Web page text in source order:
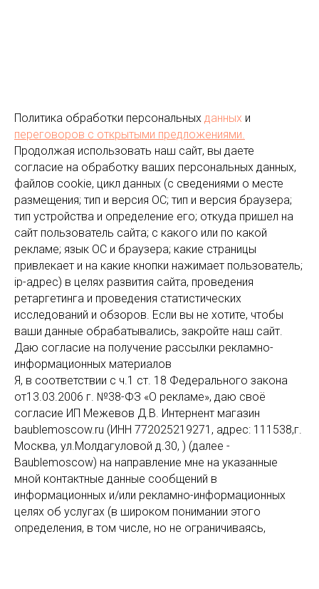
Политика обработки персональных данных и
переговоров с открытыми предложениями.
Продолжая использовать наш сайт, вы даете
согласие на обработку ваших персональных данных,
файлов cookie, цикл данных (с сведениями о месте
размещения; тип и версия ОС; тип и версия браузера;
тип устройства и определение его; откуда пришел на
сайт пользователь сайта; с какого или по какой
рекламе; язык ОС и браузера; какие страницы
привлекает и на какие кнопки нажимает пользователь;
ip-адрес) в целях развития сайта, проведения
ретаргетинга и проведения статистических
исследований и обзоров. Если вы не хотите, чтобы
ваши данные обрабатывались, закройте наш сайт.
Даю согласие на получение рассылки рекламно-
информационных материалов
Я, в соответствии с ч.1 ст. 18 Федерального закона
от13.03.2006 г. №38-ФЗ «О рекламе», даю своё
согласие ИП Межевов Д.В. Интернент магазин
baublemoscow.ru (ИНН 772025219271, адрес: 111538,г.
Москва, ул.Молдагуловой д.30, ) (далее -
Baublemoscow) на направление мне на указанные
мной контактные данные сообщений в
информационных и/или рекламно-информационных
целях об услугах (в широком понимании этого
определения, в том числе, но не ограничиваясь,